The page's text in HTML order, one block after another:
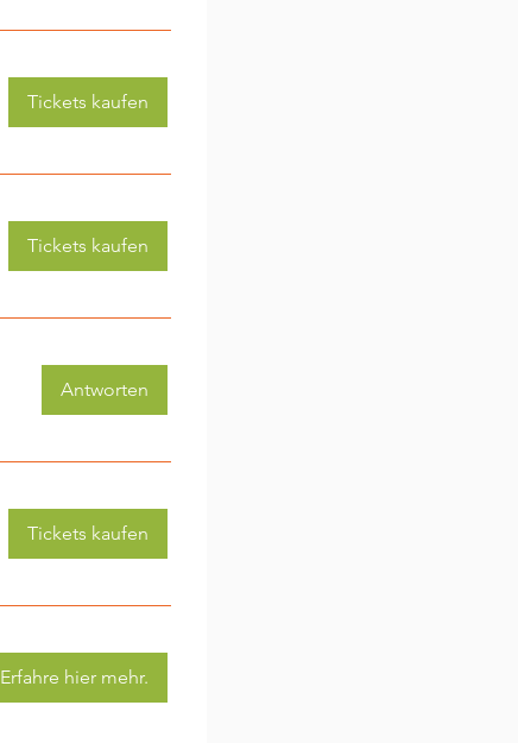
Tickets kaufen
Tickets kaufen
Antworten
Tickets kaufen
Erfahre hier mehr.